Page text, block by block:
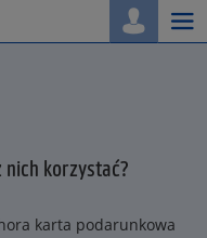
nich korzystać?
karta podarunkowa